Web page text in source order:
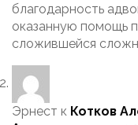
благодарность
оказанную помощь
сложившейся
Эрнест к Котков